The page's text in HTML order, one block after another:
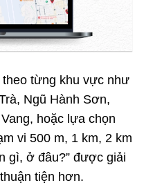
từng khu vực như
Ngũ Hành Sơn,
hoặc lựa chọn
vi 500 m, 1 km, 2 km
gì, ở đâu?” được giải
tiện hơn.